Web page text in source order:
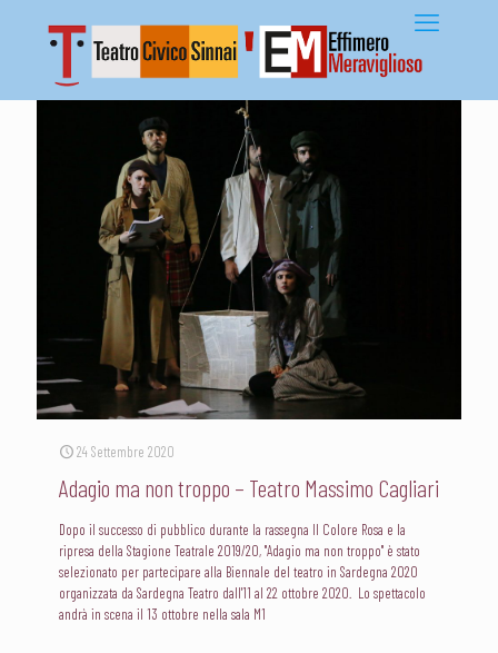
24 Settembre 2020
Adagio ma non troppo – Teatro Massimo Cagliari
Dopo il successo di pubblico durante la rassegna Il Colore Rosa e la
ripresa della Stagione Teatrale 2019/20, "Adagio ma non troppo" è stato
selezionato per partecipare alla Biennale del teatro in Sardegna 2020
organizzata da Sardegna Teatro dall'11 al 22 ottobre 2020. Lo spettacolo
andrà in scena il 13 ottobre nella sala M1